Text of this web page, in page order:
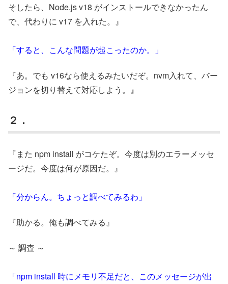
そしたら、Node.js v18 がインストールできなかったん
で、代わりに v17 を入れた。』
「すると、こんな問題が起こったのか。」
『あ。でも v16なら使えるみたいだぞ。nvm入れて、バー
ジョンを切り替えて対応しよう。』
２．
『また npm install がコケたぞ。今度は別のエラーメッセ
ージだ。今度は何が原因だ。』
「分からん。ちょっと調べてみるわ」
『助かる。俺も調べてみる』
～ 調査 ～
「npm install 時にメモリ不足だと、このメッセージが出